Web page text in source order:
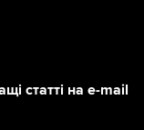
статті на e-mail